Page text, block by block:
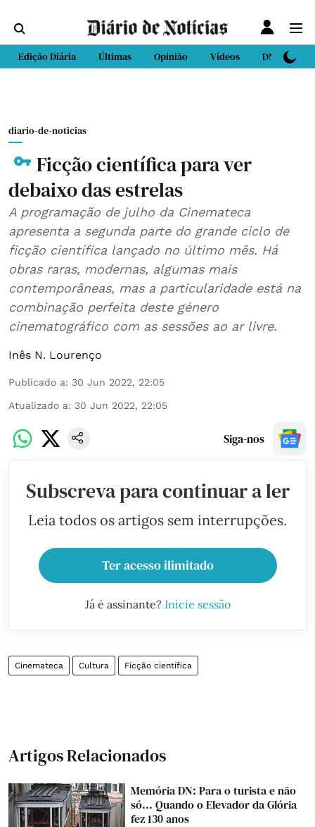
Edição Diária Últimas Opinião Vídeos DN Sport
diario-de-noticias
Ficção científica para ver
debaixo das estrelas
A programação de julho da Cinemateca
apresenta a segunda parte do grande ciclo de
ficção científica lançado no último mês. Há
obras raras, modernas, algumas mais
contemporâneas, mas a particularidade está na
combinação perfeita deste género
cinematográfico com as sessões ao ar livre.
Inês N. Lourenço
Publicado a: 30 Jun 2022, 22:05
Atualizado a: 30 Jun 2022, 22:05
Siga-nos
Subscreva para continuar a ler
Leia todos os artigos sem interrupções.
Ter acesso ilimitado
Já é assinante? Inicie sessão
Cinemateca Cultura Ficção científica
Artigos Relacionados
Memória DN: Para o turista e não
só... Quando o Elevador da Glória
fez 130 anos